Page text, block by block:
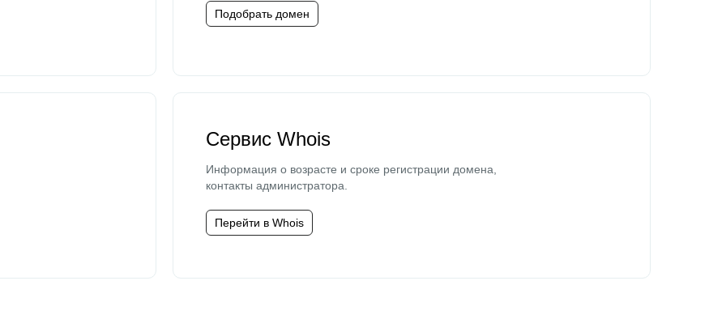
Подобрать домен
Сервис Whois
Информация о возрасте и сроке регистрации домена,
контакты администратора.
Перейти в Whois